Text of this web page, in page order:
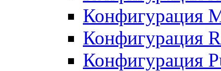
Конфигурация
Конфигурация
Конфигурация